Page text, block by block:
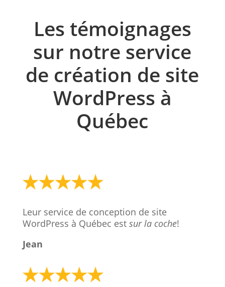
Les témoignages
sur notre service
de création de site
WordPress à
Québec
Leur service de conception de site
WordPress à Québec est sur la coche!
Jean